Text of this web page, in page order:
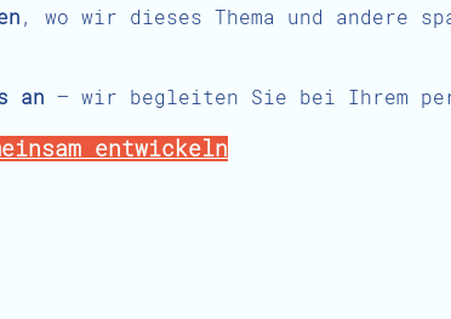
, wo wir dieses Thema und andere
an – wir begleiten Sie bei Ihrem
entwickeln